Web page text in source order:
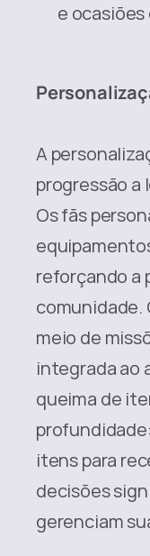
e
A
progressão a
Os fãs
reforçando a
comunidade.
meio de
integrada ao
queima de
itens para
decisões
gerenciam